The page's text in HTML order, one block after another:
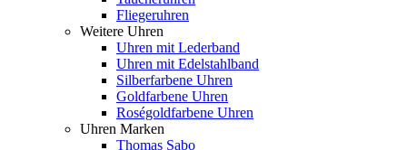
Fliegeruhren
Weitere Uhren
Uhren mit Lederband
Uhren mit Edelstahlband
Silberfarbene Uhren
Goldfarbene Uhren
Roségoldfarbene Uhren
Uhren Marken
Thomas Sabo